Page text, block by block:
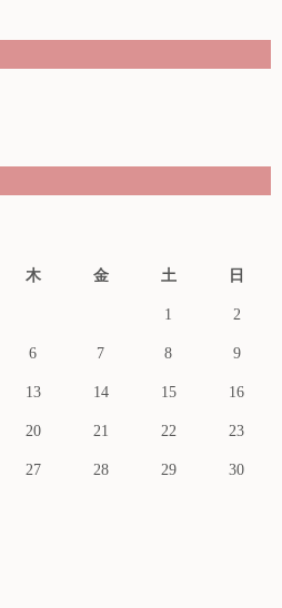
木 金 土 日
1 2
6 7 8 9
13 14 15 16
20 21 22 23
27 28 29 30